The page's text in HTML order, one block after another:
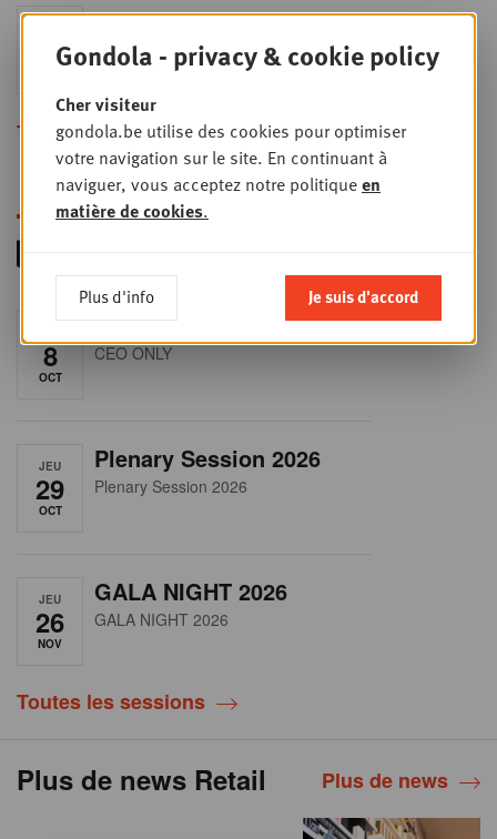
24
Sales & nego Summit
2026
Sales & Nego summit 2026
Toutes les formations
8
OCT
RET-TALK
CEO ONLY
JEU
29
OCT
Plenary Session 2026
Plenary Session 2026
JEU
26
NOV
GALA NIGHT 2026
GALA NIGHT 2026
Toutes les sessions
Plus de news Retail Plus de news
Gondola - privacy & cookie policy
Cher visiteur
gondola.be utilise des cookies pour optimiser
votre navigation sur le site. En continuant à
naviguer, vous acceptez notre politiqueen
matière de cookies.
Plus d'info Je suis d'accord